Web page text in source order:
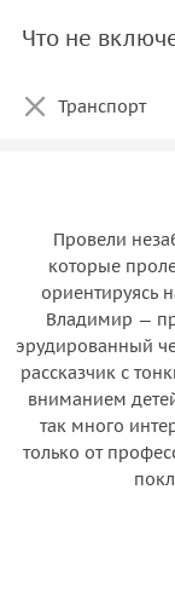
Что не
Транспорт
Провели
которые
ориентируясь
Владимир —
эрудированный
рассказчик с
вниманием
так много
только от